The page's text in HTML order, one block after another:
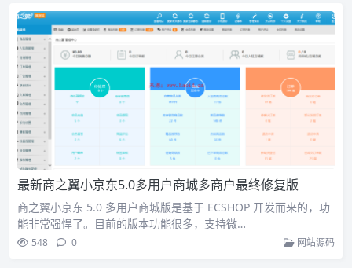
最新商之翼小京东5.0多用户商城多商户最终修复版
商之翼小京东 5.0 多用户商城版是基于 ECSHOP 开发而来的，功
能非常强悍了。目前的版本功能很多，支持微…
548 0 网站源码